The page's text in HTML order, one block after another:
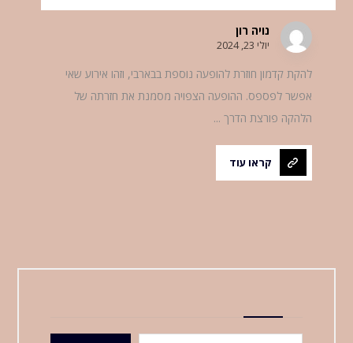
נויה רון
יולי 23, 2024
להקת קדמון חוזרת להופעה נוספת בבארבי, וזהו אירוע שאי
אפשר לפספס. ההופעה הצפויה מסמנת את חזרתה של
הלהקה פורצת הדרך ...
קראו עוד